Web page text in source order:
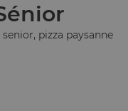
pizza paysanne